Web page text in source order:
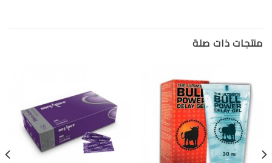
منتجات ذات صلة